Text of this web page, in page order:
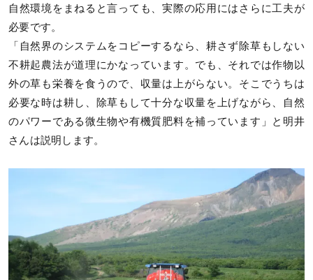
自然環境をまねると言っても、実際の応用にはさらに工夫が
必要です。
「自然界のシステムをコピーするなら、耕さず除草もしない
不耕起農法が道理にかなっています。でも、それでは作物以
外の草も栄養を食うので、収量は上がらない。そこでうちは
必要な時は耕し、除草もして十分な収量を上げながら、自然
のパワーである微生物や有機質肥料を補っています」と明井
さんは説明します。